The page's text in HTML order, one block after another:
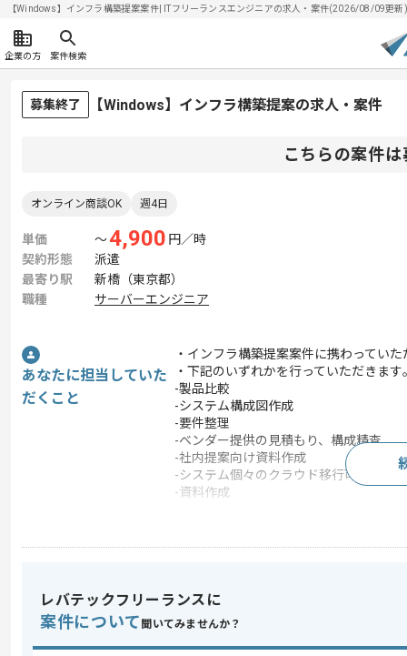
【Windows】インフラ構築提案案件| ITフリーランスエンジニアの求人・案件(2026/08/09更新)
企業の方 案件検索
募集終了 【Windows】インフラ構築提案の求人・案件
こちらの案件
オンライン商談OK 週4日
単価 〜4,900 円／時
契約形態
派遣
最寄り駅
新橋（東京都）
職種
サーバーエンジニア
あなたに担当していた
だくこと
・インフラ構築提案案件に携わっていた
・下記のいずれかを行っていただきます
-製品比較
-システム構成図作成
-要件整理
-ベンダー提供の見積もり、構成精査
-社内提案向け資料作成
-システム個々のクラウド移行可否調査
-資料作成
業務内容
特徴
レバテックフリーランスに
案件について 聞いてみませんか？